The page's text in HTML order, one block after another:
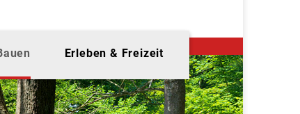
Erleben & Freizeit